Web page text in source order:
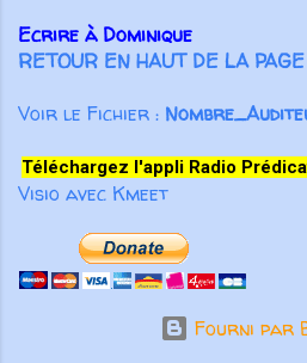
Ecrire à Dominique
RETOUR EN HAUT DE LA PAGE
Voir le Fichier :
Téléchargez l'appli Radio
Visio avec Kmeet
Fourni par